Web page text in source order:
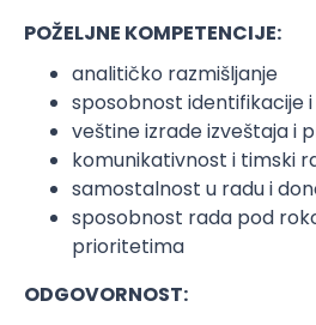
POŽELJNE KOMPETENCIJE:
analitičko razmišljanje
sposobnost identifikacije
veštine izrade izveštaja i
komunikativnost i timski
samostalnost u radu i
sposobnost rada pod
prioritetima
ODGOVORNOST: